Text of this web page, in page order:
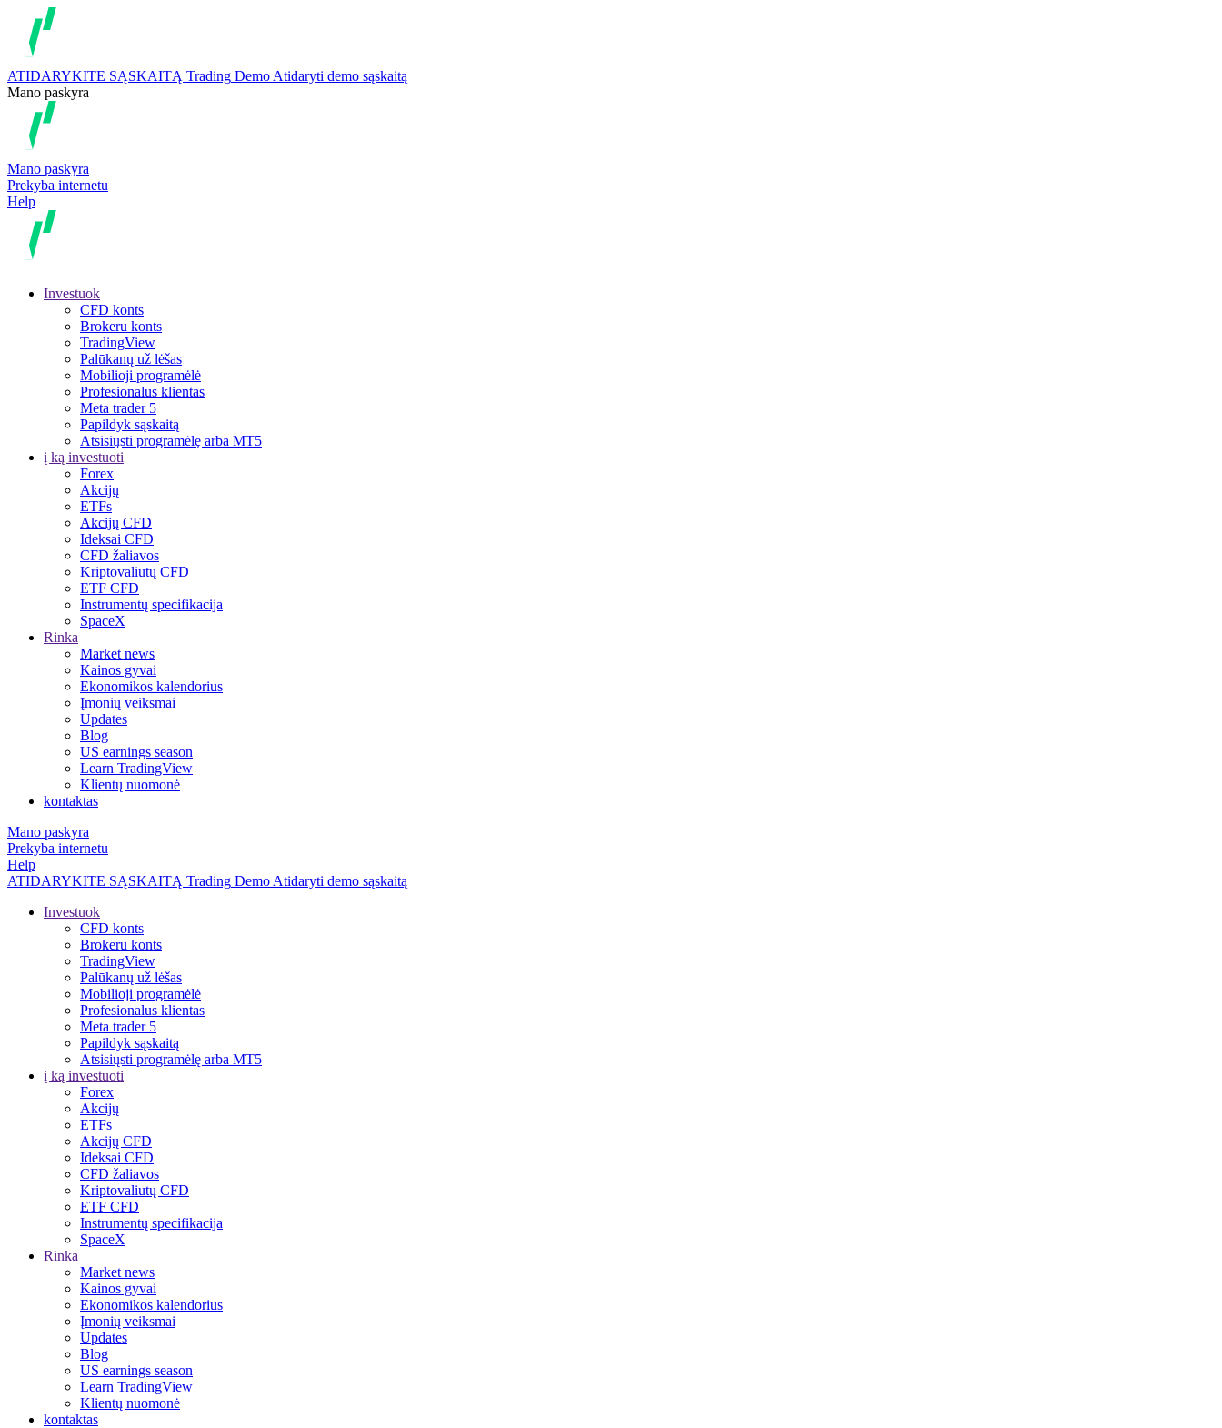
ATIDARYKITE SĄSKAITĄ Trading Demo Atidaryti demo sąskaitą
Mano paskyra
Mano paskyra
Prekyba internetu
Help
Investuok
CFD konts
Brokeru konts
TradingView
Palūkanų už lėšas
Mobilioji programėlė
Profesionalus klientas
Meta trader 5
Papildyk sąskaitą
Atsisiųsti programėlę arba MT5
į ką investuoti
Forex
Akcijų
ETFs
Akcijų CFD
Ideksai CFD
CFD žaliavos
Kriptovaliutų CFD
ETF CFD
Instrumentų specifikacija
SpaceX
Rinka
Market news
Kainos gyvai
Ekonomikos kalendorius
Įmonių veiksmai
Updates
Blog
US earnings season
Learn TradingView
Klientų nuomonė
kontaktas
Mano paskyra
Prekyba internetu
Help
ATIDARYKITE SĄSKAITĄ Trading Demo Atidaryti demo sąskaitą
Investuok
CFD konts
Brokeru konts
TradingView
Palūkanų už lėšas
Mobilioji programėlė
Profesionalus klientas
Meta trader 5
Papildyk sąskaitą
Atsisiųsti programėlę arba MT5
į ką investuoti
Forex
Akcijų
ETFs
Akcijų CFD
Ideksai CFD
CFD žaliavos
Kriptovaliutų CFD
ETF CFD
Instrumentų specifikacija
SpaceX
Rinka
Market news
Kainos gyvai
Ekonomikos kalendorius
Įmonių veiksmai
Updates
Blog
US earnings season
Learn TradingView
Klientų nuomonė
kontaktas